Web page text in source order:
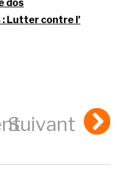
dos
Lutter contre l’
Suivant